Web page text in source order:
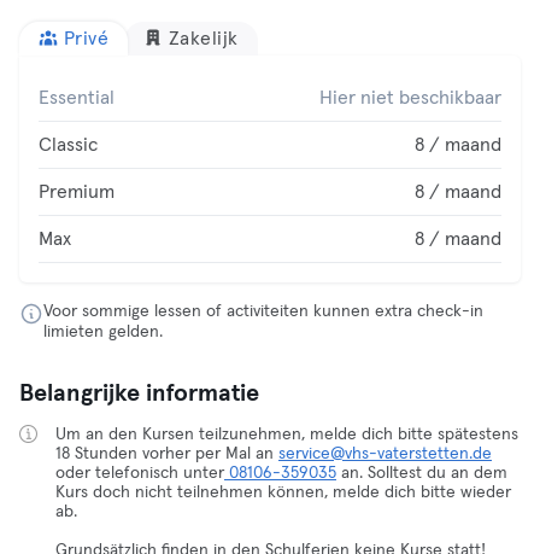
Privé Zakelijk
Essential Hier niet beschikbaar
Classic 8 / maand
Premium 8 / maand
Max 8 / maand
Voor sommige lessen of activiteiten kunnen extra check-in
limieten gelden.
Belangrijke informatie
Um an den Kursen teilzunehmen, melde dich bitte spätestens
18 Stunden vorher per Mal an service@vhs-vaterstetten.de
oder telefonisch unter08106-359035 an. Solltest du an dem
Kurs doch nicht teilnehmen können, melde dich bitte wieder
ab.
Grundsätzlich finden in den Schulferien keine Kurse statt!